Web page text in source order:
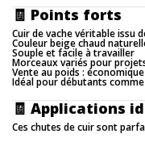
🧾 Points forts
Cuir de vache véritable issu
Couleur beige chaud
Souple et facile à travailler
Morceaux variés pour
Vente au poids :
Idéal pour débutants
🧾 Applications
Ces chutes de cuir sont